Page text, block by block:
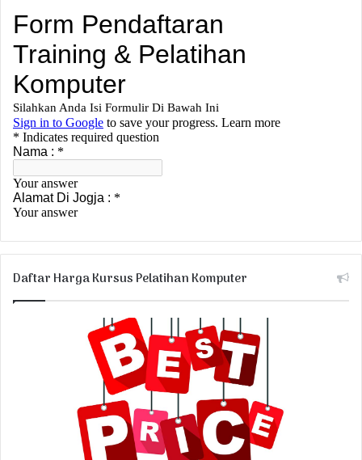
Daftar Harga Kursus Pelatihan Komputer